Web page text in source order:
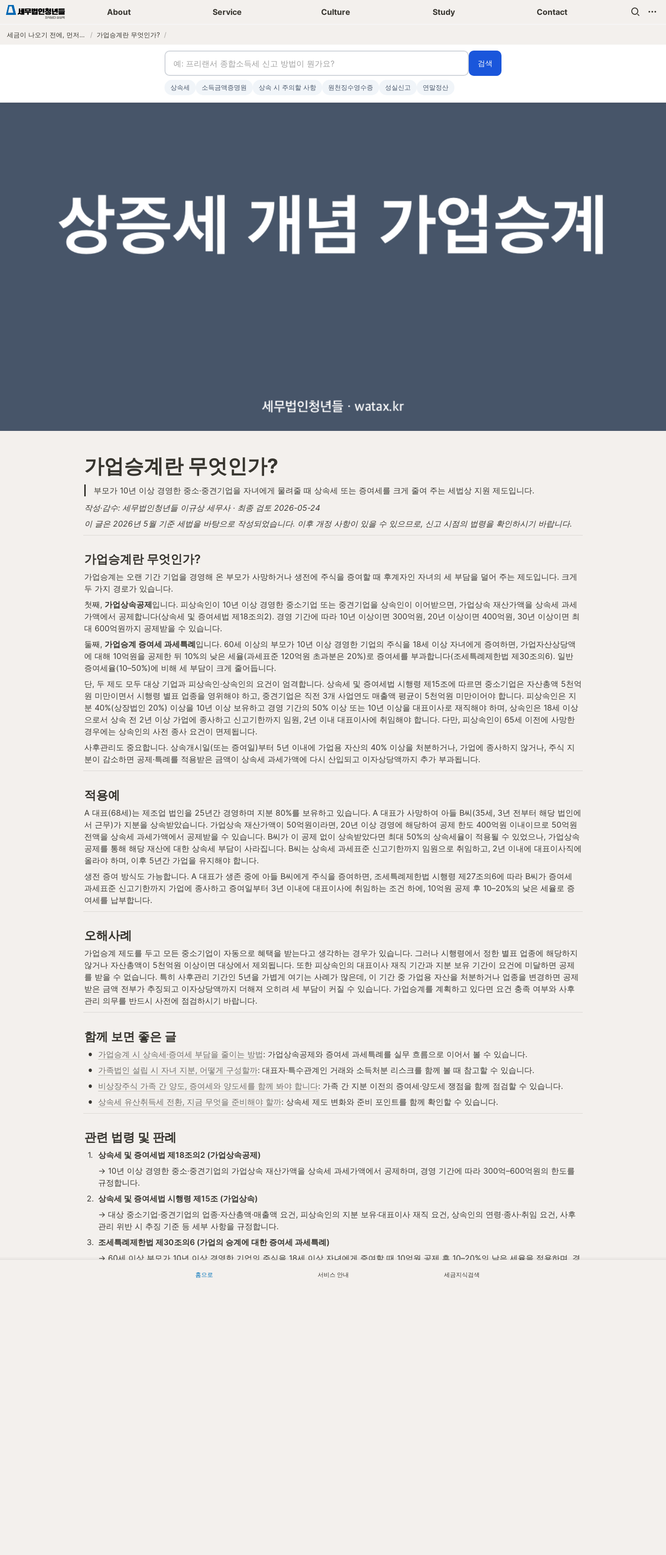
About Service Culture Study Contact
세금이 나오기 전에, 먼저 연락하는 세무법인 / 가업승계란 무엇인가? /
세무가이드 콘텐츠 기장상담신청 청년들 일상
가업승계란 무엇인가?
부모가 10년 이상 경영한 중소·중견기업을 자녀에게 물려줄 때 상속세 또는 증여세를 크게 줄여 주는 세법상 지원 제도입니다.
작성·감수: 세무법인청년들 이규상 세무사 · 최종 검토 2026-05-24
이 글은 2026년 5월 기준 세법을 바탕으로 작성되었습니다. 이후 개정 사항이 있을 수 있으므로, 신고 시점의 법령을 확인하시기 바랍니다.
가업승계란 무엇인가?
가업승계는 오랜 기간 기업을 경영해 온 부모가 사망하거나 생전에 주식을 증여할 때 후계자인 자녀의 세 부담을 덜어 주는 제도입니다. 크게
두 가지 경로가 있습니다.
첫째, 가업상속공제입니다. 피상속인이 10년 이상 경영한 중소기업 또는 중견기업을 상속인이 이어받으면, 가업상속 재산가액을 상속세 과세
가액에서 공제합니다(상속세 및 증여세법 제18조의2). 경영 기간에 따라 10년 이상이면 300억원, 20년 이상이면 400억원, 30년 이상이면 최
대 600억원까지 공제받을 수 있습니다.
둘째, 가업승계 증여세 과세특례입니다. 60세 이상의 부모가 10년 이상 경영한 기업의 주식을 18세 이상 자녀에게 증여하면, 가업자산상당액
에 대해 10억원을 공제한 뒤 10%의 낮은 세율(과세표준 120억원 초과분은 20%)로 증여세를 부과합니다(조세특례제한법 제30조의6). 일반
증여세율(10–50%)에 비해 세 부담이 크게 줄어듭니다.
단, 두 제도 모두 대상 기업과 피상속인·상속인의 요건이 엄격합니다. 상속세 및 증여세법 시행령 제15조에 따르면 중소기업은 자산총액 5천억
원 미만이면서 시행령 별표 업종을 영위해야 하고, 중견기업은 직전 3개 사업연도 매출액 평균이 5천억원 미만이어야 합니다. 피상속인은 지
분 40%(상장법인 20%) 이상을 10년 이상 보유하고 경영 기간의 50% 이상 또는 10년 이상을 대표이사로 재직해야 하며, 상속인은 18세 이상
으로서 상속 전 2년 이상 가업에 종사하고 신고기한까지 임원, 2년 이내 대표이사에 취임해야 합니다. 다만, 피상속인이 65세 이전에 사망한
경우에는 상속인의 사전 종사 요건이 면제됩니다.
사후관리도 중요합니다. 상속개시일(또는 증여일)부터 5년 이내에 가업용 자산의 40% 이상을 처분하거나, 가업에 종사하지 않거나, 주식 지
분이 감소하면 공제·특례를 적용받은 금액이 상속세 과세가액에 다시 산입되고 이자상당액까지 추가 부과됩니다.
적용예
A 대표(68세)는 제조업 법인을 25년간 경영하며 지분 80%를 보유하고 있습니다. A 대표가 사망하여 아들 B씨(35세, 3년 전부터 해당 법인에
서 근무)가 지분을 상속받았습니다. 가업상속 재산가액이 50억원이라면, 20년 이상 경영에 해당하여 공제 한도 400억원 이내이므로 50억원
전액을 상속세 과세가액에서 공제받을 수 있습니다. B씨가 이 공제 없이 상속받았다면 최대 50%의 상속세율이 적용될 수 있었으나, 가업상속
공제를 통해 해당 재산에 대한 상속세 부담이 사라집니다. B씨는 상속세 과세표준 신고기한까지 임원으로 취임하고, 2년 이내에 대표이사직에
올라야 하며, 이후 5년간 가업을 유지해야 합니다.
생전 증여 방식도 가능합니다. A 대표가 생존 중에 아들 B씨에게 주식을 증여하면, 조세특례제한법 시행령 제27조의6에 따라 B씨가 증여세
과세표준 신고기한까지 가업에 종사하고 증여일부터 3년 이내에 대표이사에 취임하는 조건 하에, 10억원 공제 후 10–20%의 낮은 세율로 증
여세를 납부합니다.
오해사례
가업승계 제도를 두고 모든 중소기업이 자동으로 혜택을 받는다고 생각하는 경우가 있습니다. 그러나 시행령에서 정한 별표 업종에 해당하지
않거나 자산총액이 5천억원 이상이면 대상에서 제외됩니다. 또한 피상속인의 대표이사 재직 기간과 지분 보유 기간이 요건에 미달하면 공제
를 받을 수 없습니다. 특히 사후관리 기간인 5년을 가볍게 여기는 사례가 많은데, 이 기간 중 가업용 자산을 처분하거나 업종을 변경하면 공제
받은 금액 전부가 추징되고 이자상당액까지 더해져 오히려 세 부담이 커질 수 있습니다. 가업승계를 계획하고 있다면 요건 충족 여부와 사후
관리 의무를 반드시 사전에 점검하시기 바랍니다.
함께 보면 좋은 글
• 가업승계 시 상속세·증여세 부담을 줄이는 방법: 가업상속공제와 증여세 과세특례를 실무 흐름으로 이어서 볼 수 있습니다.
• 가족법인 설립 시 자녀 지분, 어떻게 구성할까: 대표자·특수관계인 거래와 소득처분 리스크를 함께 볼 때 참고할 수 있습니다.
• 비상장주식 가족 간 양도, 증여세와 양도세를 함께 봐야 합니다: 가족 간 지분 이전의 증여세·양도세 쟁점을 함께 점검할 수 있습니다.
• 상속세 유산취득세 전환, 지금 무엇을 준비해야 할까: 상속세 제도 변화와 준비 포인트를 함께 확인할 수 있습니다.
관련 법령 및 판례
1. 상속세 및 증여세법 제18조의2 (가업상속공제)
→ 10년 이상 경영한 중소·중견기업의 가업상속 재산가액을 상속세 과세가액에서 공제하며, 경영 기간에 따라 300억–600억원의 한도를
규정합니다.
2. 상속세 및 증여세법 시행령 제15조 (가업상속)
→ 대상 중소기업·중견기업의 업종·자산총액·매출액 요건, 피상속인의 지분 보유·대표이사 재직 요건, 상속인의 연령·종사·취임 요건, 사후
관리 위반 시 추징 기준 등 세부 사항을 규정합니다.
3. 조세특례제한법 제30조의6 (가업의 승계에 대한 증여세 과세특례)
→ 60세 이상 부모가 10년 이상 경영한 기업의 주식을 18세 이상 자녀에게 증여할 때 10억원 공제 후 10–20%의 낮은 세율을 적용하며, 경
영 기간에 따라 300억–600억원의 한도를 규정합니다.
검색
상속세 소득금액증명원 상속 시 주의할 사항 원천징수영수증 성실신고 연말정산
홈으로 서비스 안내 세금지식검색